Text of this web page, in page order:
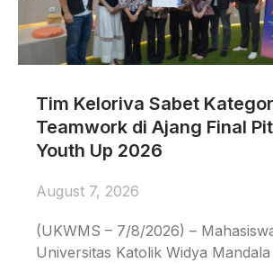
Tim Keloriva Sabet
Teamwork di Ajang Final
Youth Up 2026
August 7, 2026
(UKWMS – 7/8/2026) –
Universitas Katolik Widya Mandala